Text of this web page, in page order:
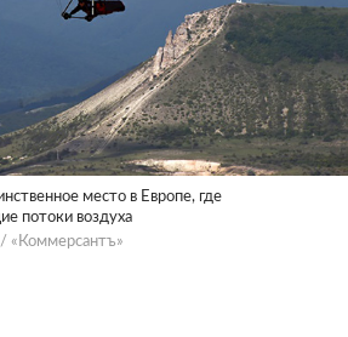
место в Европе, где
потоки воздуха
«Коммерсантъ»